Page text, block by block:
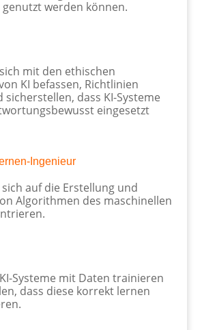
werden können.
mit den ethischen
KI befassen, Richtlinien
sicherstellen, dass KI-Systeme
eingesetzt
Ingenieur
auf die Erstellung und
Algorithmen des maschinellen
Systeme mit Daten trainieren
dass diese korrekt lernen